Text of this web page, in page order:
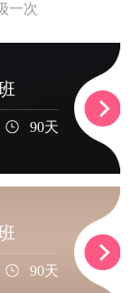
一次
90天
90天